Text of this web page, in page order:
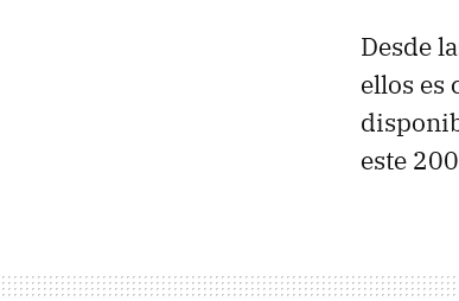
Desde
ellos es
este